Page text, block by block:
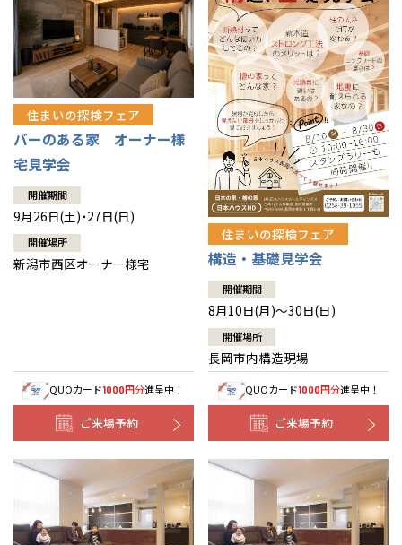
住まいの探検フェア
バーのある家 オーナー様
宅見学会
開催期間
9月26日(土)・27日(日)
開催場所
新潟市西区オーナー様宅
QUOカード1000円分進呈中！
ご来場予約
住まいの探検フェア
構造・基礎見学会
開催期間
8月10日(月)～30日(日)
開催場所
長岡市内構造現場
QUOカード1000円分進呈中！
ご来場予約
福島
石川
福井
千葉
茨城
栃木
群馬
静岡
三重
京都
兵庫
奈良
滋賀
和歌山
岡山
香川
愛媛
鳥取
島根
広島
九州
福岡
佐賀
熊本
大分
宮崎
分譲マンション
※現住所のある都道府県以外の建築予定地の方でも現住所の有るお近
くの展示場又は店舗にお問合せください。移住の計画の方もご相談対
応します。お気軽にご相談ください。
福島県
郡山
福島
いわき
会津
石川県
金沢
福井県
福井
埼玉県
埼玉
所沢
千葉県
千葉
柏
茨城県
水戸
栃木県
群馬県
静岡県
静岡
浜松
三重県
四日市
京都府
京都
兵庫県
姫路
奈良県
奈良
岡山県
岡山
香川県
高松
愛媛県
松山
九州
福岡県
福岡
佐賀県
佐賀
熊本県
熊本
大分県
宮崎県
鹿児島県